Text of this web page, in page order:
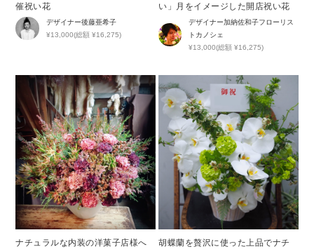
催祝い花
デザイナー後藤亜希子
¥13,000(総額 ¥16,275)
い」月をイメージした開店祝い花
デザイナー加納佐和子フローリス
トカノシェ
¥13,000(総額 ¥16,275)
ナチュラルな内装の洋菓子店様へ
胡蝶蘭を贅沢に使った上品でナチ